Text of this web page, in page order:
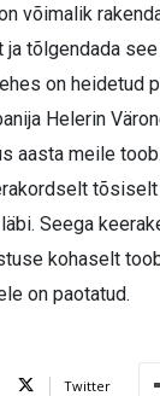
võimalik
ja tõlgendada
on heidetud
Helerin
aasta meile
Seega
kohaselt
on paotatud.
Twitter